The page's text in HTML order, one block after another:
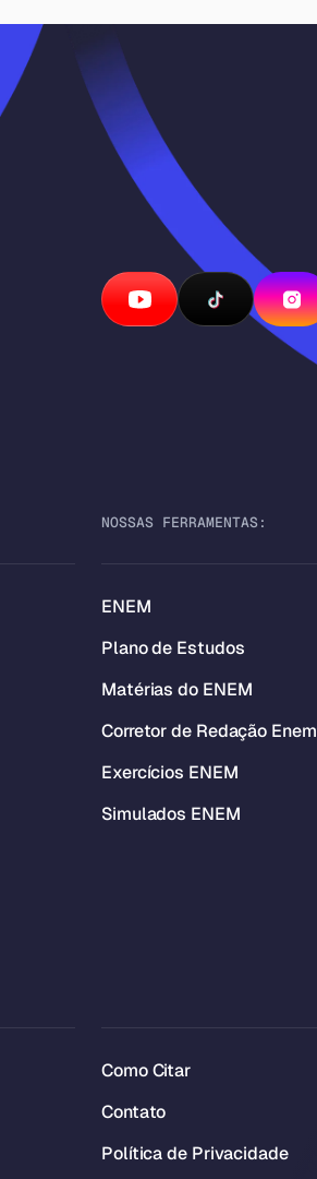
NOSSAS FERRAMENTAS:
ENEM
Plano de Estudos
Matérias do ENEM
Corretor de Redação Enem
Exercícios ENEM
Simulados ENEM
Como Citar
Contato
Política de Privacidade